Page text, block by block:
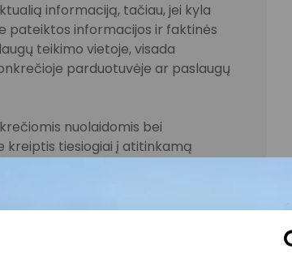
informaciją, tačiau, jei kyla
pateiktos informacijos ir faktinės
teikimo vietoje, visada
parduotuvėje ar paslaugų
nuolaidomis bei
kreiptis tiesiogiai į atitinkamą